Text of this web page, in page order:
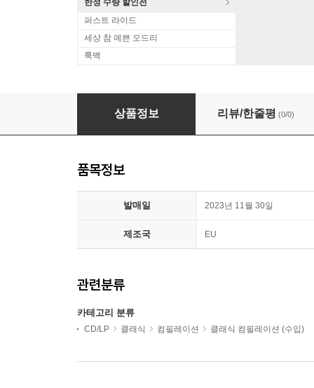
한정 수량 할인전
퍼스트 라이드
세상 참 예쁜 오드리
룩백
레오시 야나체크의 열정 (The Many Passions
상품정보 리뷰/한줄평 (0/0)
품목정보
발매일 2023년 11월 30일
제조국 EU
관련분류
카테고리 분류
CD/LP 클래식 컴필레이션 클래식 컴필레이션 (수입)